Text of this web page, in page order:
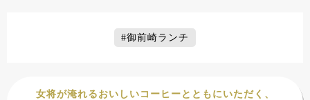
#御前崎ランチ
女将が淹れるおいしいコーヒーとともにいただく、